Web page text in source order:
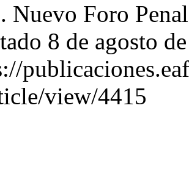
Nuevo Foro
8 de agosto
view/4415